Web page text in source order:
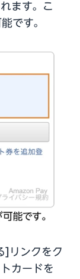
ます。こ
です。
]リンクをク
カードを